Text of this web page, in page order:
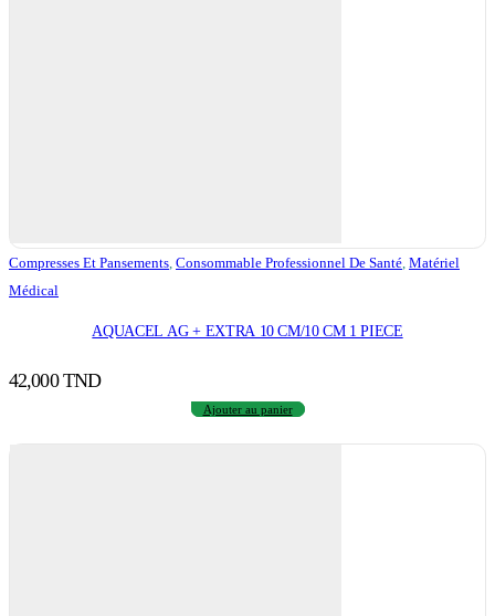
Compresses Et Pansements, Consommable Professionnel De Santé, Matériel
Médical
AQUACEL AG + EXTRA 10 CM/10 CM 1 PIECE
42,000TND
Ajouter au panier